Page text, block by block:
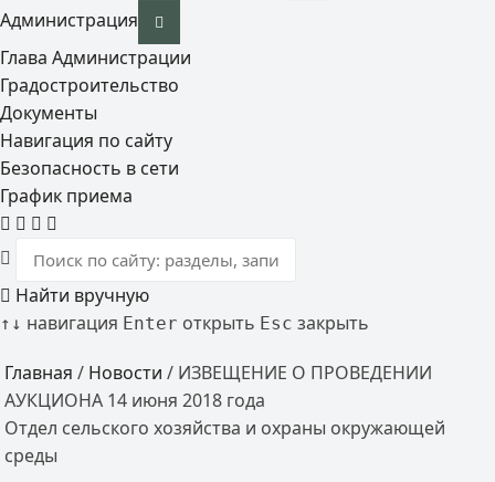
Администрация
Глава Администрации
Градостроительство
Документы
Навигация по сайту
Безопасность в сети
График приема
Найти вручную
↑ ↓ навигация Enter открыть Esc закрыть
Главная / Новости / ИЗВЕЩЕНИЕ О ПРОВЕДЕНИИ
АУКЦИОНА 14 июня 2018 года
Отдел сельского хозяйства и охраны окружающей
среды